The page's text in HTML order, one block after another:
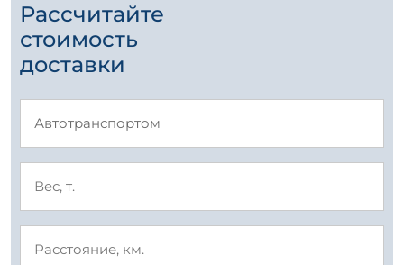
Рассчитайте
стоимость
доставки